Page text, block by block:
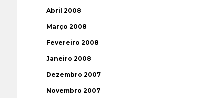
Abril 2008
Março 2008
Fevereiro 2008
Janeiro 2008
Dezembro 2007
Novembro 2007